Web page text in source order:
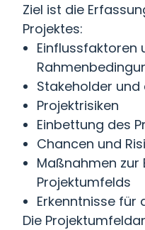
Ziel ist die
Projektes:
Einflussfaktoren
Stakeholder
Projektrisiken
Einbettung des
Chancen und
Maßnahmen zur
Projektumfelds
Erkenntnisse für
Die